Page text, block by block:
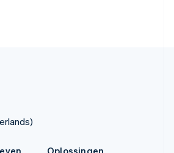
Oplossingen